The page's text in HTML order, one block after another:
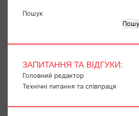
Пошук
ЗАПИТАННЯ ТА ВІДГУКИ:
Головний редактор
Технічні питання та співпраця